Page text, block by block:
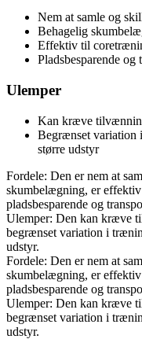
Nem at samle og
Behagelig
Effektiv til
Pladsbesparende og
Ulemper
Kan kræve
Begrænset variation
større udstyr
Fordele: Den er nem at
skumbelægning, er
pladsbesparende og
Ulemper: Den kan kræve
begrænset variation i
udstyr.
Fordele: Den er nem at
skumbelægning, er
pladsbesparende og
Ulemper: Den kan kræve
begrænset variation i
udstyr.